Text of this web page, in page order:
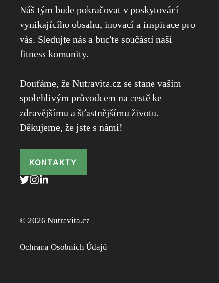
Náš tým bude pokračovat v poskytování
vynikajícího obsahu, inovací a inspirace pro
vás. Sledujte nás a buďte součástí naší
fitness komunity.
Doufáme, že Nutravita.cz se stane vaším
spolehlivým průvodcem na cestě ke
zdravějšímu a šťastnějšímu životu.
Děkujeme, že jste s námi!
KONTAKTY
© 2026 Nutravita.cz
Ochrana Osobních Údajů